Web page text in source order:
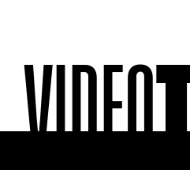
VIDEO